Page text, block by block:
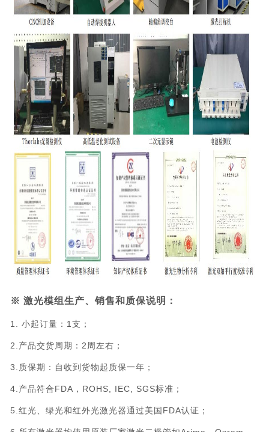
※ 激光模组生产、销售和质保说明：
1. 小起订量：1支；
2.产品交货周期：2周左右；
3.质保期：自收到货物起质保一年；
4.产品符合FDA，ROHS, IEC, SGS标准；
5.红光、绿光和红外光激光器通过美国FDA认证；